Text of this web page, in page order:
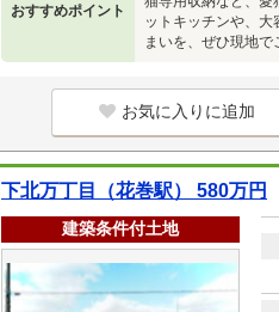
おすすめポイント
ットキッチンや、
まいを、ぜひ現地で
お気に入りに追加
下北万丁目（花巻駅） 580万円
建築条件付土地